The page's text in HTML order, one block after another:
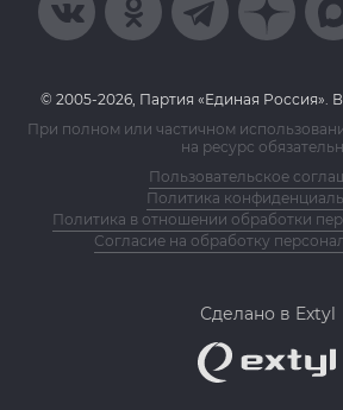
© 2005-2026, Партия «Единая Россия».
При полном или частичном
на ресурс
Пользовательское
Политика
Политика в отношении обработки
Согласие на обработку
Сделано в Extyl